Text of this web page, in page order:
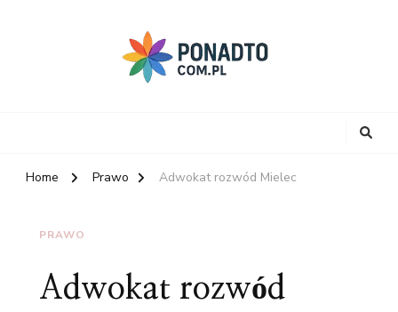
Home Prawo Adwokat rozwód Mielec
PRAWO
Adwokat rozwód